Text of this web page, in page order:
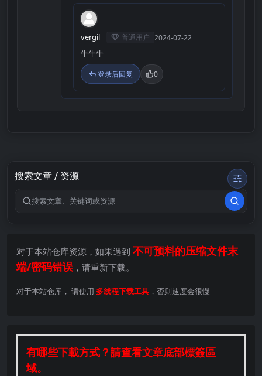
V
vergil 普通用户 2024-07-22
牛牛牛
登录后回复 0
搜索文章 / 资源
搜索关键词
对于本站仓库资源，如果遇到 不可预料的压缩文件末
端/密码错误 ，请重新下载。
对于本站仓库， 请使用 多线程下载工具 ，否则速度会很慢
有哪些下載方式？請查看文章底部標簽區
域。